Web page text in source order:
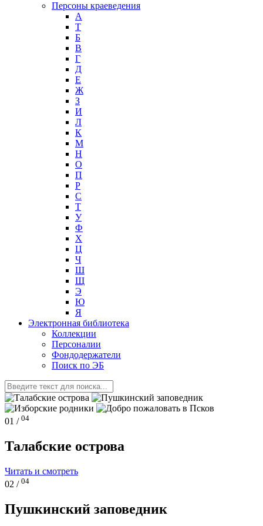
Персоны краеведения
А
T
Б
В
Г
Д
Е
Ж
З
И
Л
К
М
Н
О
П
Р
С
Т
У
Ф
Х
Ц
Ч
Ш
Щ
Э
Ю
Я
Электронная библиотека
Коллекции
Персоналии
Фондодержатели
Поиск по ЭБ
01 / 04
Талабские острова
Читать и смотреть
02 / 04
Пушкинский заповедник